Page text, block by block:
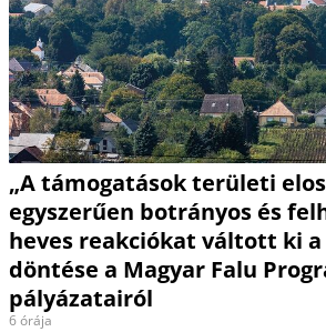
„A támogatások területi
egyszerűen botrányos és
heves reakciókat váltott ki a
döntése a Magyar Falu
pályázatairól
6 órája